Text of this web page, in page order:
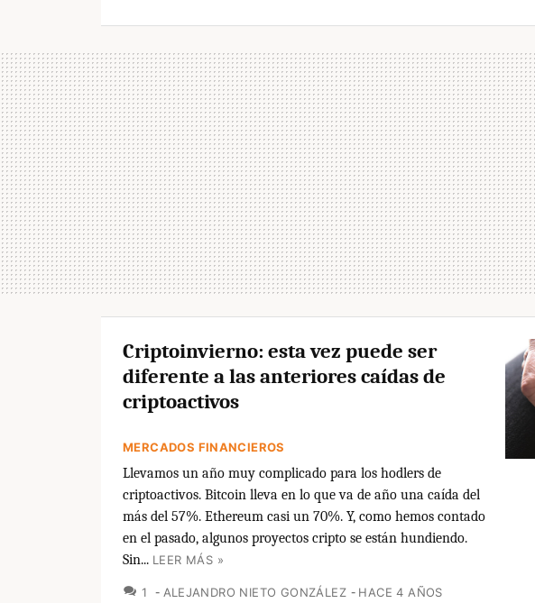
Criptoinvierno: esta vez puede ser
diferente a las anteriores caídas de
criptoactivos
MERCADOS FINANCIEROS
Llevamos un año muy complicado para los hodlers de
criptoactivos. Bitcoin lleva en lo que va de año una caída del
más del 57%. Ethereum casi un 70%. Y, como hemos contado
en el pasado, algunos proyectos cripto se están hundiendo.
Sin... LEER MÁS »
1 COMENTARIOS
ALEJANDRO NIETO GONZÁLEZ HACE 4 AÑOS